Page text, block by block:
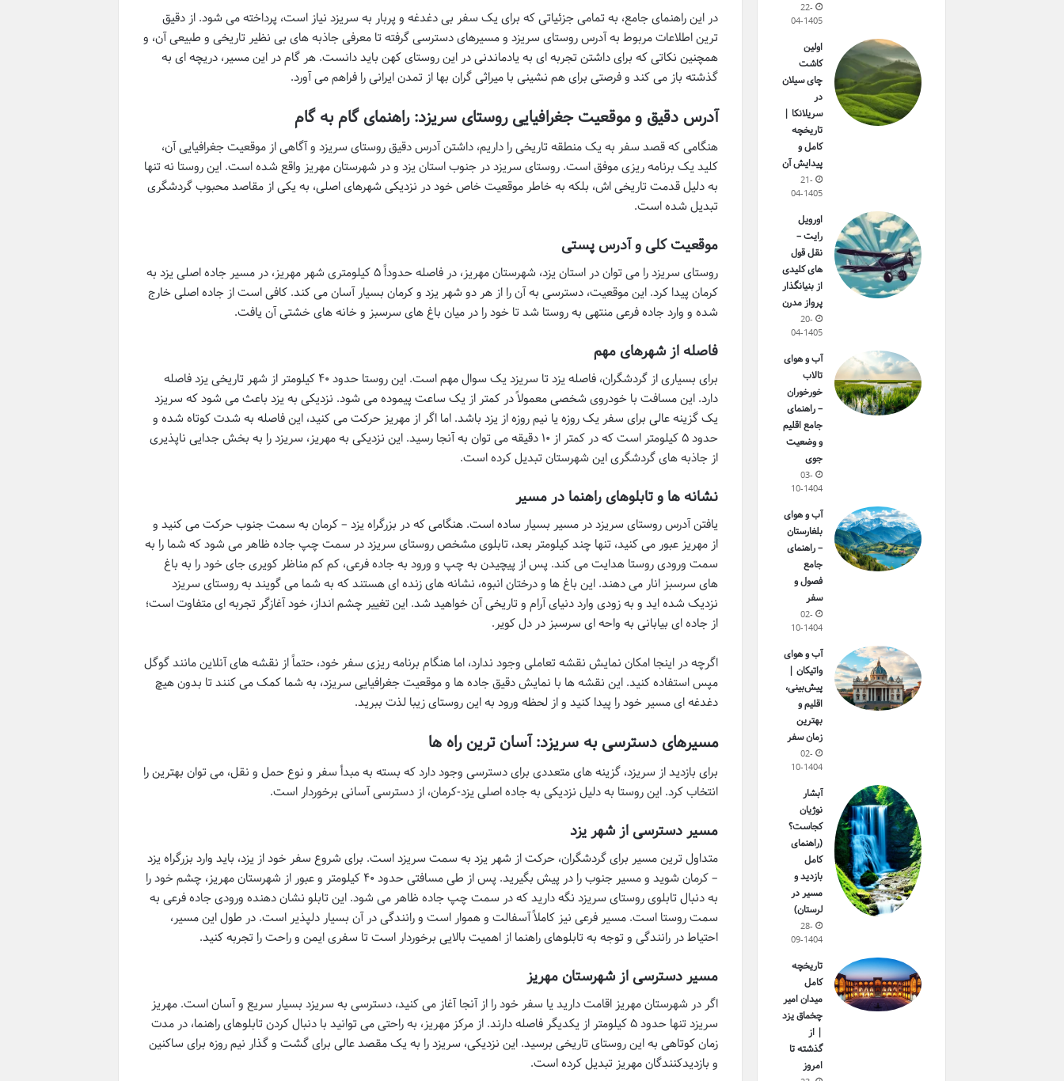
در این راهنمای جامع، به تمامی جزئیاتی که برای یک سفر بی دغدغه و پربار به سریزد نیاز است، پرداخته می شود. از دقیق
ترین اطلاعات مربوط بهآدرس روستای سریزد و مسیرهای دسترسی گرفته تا معرفی جاذبه های بی نظیر تاریخی و طبیعی آن، و
همچنین نکاتی که برای داشتن تجربه ای به یادماندنی در این روستای کهن باید دانست. هر گام در این مسیر، دریچه ای به
گذشته باز می کند و فرصتی برای هم نشینی با میراثی گران بها از تمدن ایرانی را فراهم می آورد.
آدرس دقیق و موقعیت جغرافیایی روستای سریزد: راهنمای گام به گام
هنگامی که قصد سفر به یک منطقه تاریخی را داریم، داشتنآدرس دقیق روستای سریزد و آگاهی از موقعیت جغرافیایی آن،
کلید یک برنامه ریزی موفق است. روستای سریزد در جنوب استان یزد و در شهرستان مهریز واقع شده است. این روستا نه تنها
به دلیل قدمت تاریخی اش، بلکه به خاطر موقعیت خاص خود در نزدیکی شهرهای اصلی، به یکی از مقاصد محبوب گردشگری
تبدیل شده است.
موقعیت کلی و آدرس پستی
روستای سریزد را می توان در استان یزد، شهرستان مهریز، در فاصله حدوداً ۵ کیلومتری شهر مهریز، در مسیر جاده اصلی یزد به
کرمان پیدا کرد. این موقعیت، دسترسی به آن را از هر دو شهر یزد و کرمان بسیار آسان می کند. کافی است از جاده اصلی خارج
شده و وارد جاده فرعی منتهی به روستا شد تا خود را در میان باغ های سرسبز و خانه های خشتی آن یافت.
فاصله از شهرهای مهم
برای بسیاری از گردشگران،فاصله یزد تا سریزد
یک سوال مهم است. این روستا حدود ۴۰ کیلومتر از شهر تاریخی یزد فاصله
دارد. این مسافت با خودروی شخصی معمولاً در کمتر از یک ساعت پیموده می شود. نزدیکی به یزد باعث می شود که سریزد
یک گزینه عالی برای سفر یک روزه یا نیم روزه از یزد باشد. اما اگر از مهریز حرکت می کنید، این فاصله به شدت کوتاه شده و
حدود ۵ کیلومتر است که در کمتر از ۱۰ دقیقه می توان به آنجا رسید. این نزدیکی به مهریز، سریزد را به بخش جدایی ناپذیری
از جاذبه های گردشگری این شهرستان تبدیل کرده است.
نشانه ها و تابلوهای راهنما در مسیر
یافتنآدرس روستای سریزددر مسیر بسیار ساده است. هنگامی که در بزرگراه یزد – کرمان به سمت جنوب حرکت می کنید و
از مهریز عبور می کنید، تنها چند کیلومتر بعد، تابلوی مشخص روستای سریزد در سمت چپ جاده ظاهر می شود که شما را به
سمت ورودی روستا هدایت می کند. پس از پیچیدن به چپ و ورود به جاده فرعی، کم کم مناظر کویری جای خود را به باغ
های سرسبز انار می دهند. این باغ ها و درختان انبوه، نشانه های زنده ای هستند که به شما می گویند بهروستای سریزد
نزدیک شده اید و به زودی وارد دنیای آرام و تاریخی آن خواهید شد. این تغییر چشم انداز، خود آغازگر تجربه ای متفاوت است؛
از جاده ای بیابانی به واحه ای سرسبز در دل کویر.
اگرچه در اینجا امکان نمایش نقشه تعاملی وجود ندارد، اما هنگام برنامه ریزی سفر خود، حتماً از نقشه های آنلاین مانند گوگل
مپس استفاده کنید. این نقشه ها با نمایش دقیق جاده ها وموقعیت جغرافیایی سریزد، به شما کمک می کنند تا بدون هیچ
دغدغه ای مسیر خود را پیدا کنید و از لحظه ورود به این روستای زیبا لذت ببرید.
مسیرهای دسترسی به سریزد: آسان ترین راه ها
برای بازدید از سریزد، گزینه های متعددی برای دسترسی وجود دارد که بسته به مبدأ سفر و نوع حمل و نقل، می توان بهترین را
انتخاب کرد. این روستا به دلیل نزدیکی به جاده اصلی یزد-کرمان، از دسترسی آسانی برخوردار است.
مسیر دسترسی از شهر یزد
متداول ترین مسیر برای گردشگران، حرکت از شهر یزد به سمت سریزد است. برای شروع سفر خود از یزد، باید وارد بزرگراه یزد
– کرمان شوید و مسیر جنوب را در پیش بگیرید. پس از طی مسافتی حدود ۴۰ کیلومتر و عبور از شهرستان مهریز، چشم خود را
به دنبال تابلویروستای سریزد نگه دارید که در سمت چپ جاده ظاهر می شود. این تابلو نشان دهنده ورودی جاده فرعی به
سمت روستا است. مسیر فرعی نیز کاملاً آسفالت و هموار است و رانندگی در آن بسیار دلپذیر است. در طول این مسیر،
احتیاط در رانندگی و توجه به تابلوهای راهنما از اهمیت بالایی برخوردار است تا سفری ایمن و راحت را تجربه کنید.
مسیر دسترسی از شهرستان مهریز
اگر در شهرستان مهریز اقامت دارید یا سفر خود را از آنجا آغاز می کنید، دسترسی به سریزد بسیار سریع و آسان است.مهریز
سریزد
تنها حدود ۵ کیلومتر از یکدیگر فاصله دارند. از مرکز مهریز، به راحتی می توانید با دنبال کردن تابلوهای راهنما، در مدت
زمان کوتاهی به این روستای تاریخی برسید. این نزدیکی، سریزد را به یک مقصد عالی برای گشت و گذار نیم روزه برای ساکنین
و بازدیدکنندگان مهریز تبدیل کرده است.
22-
04-1405
اولین
کاشت
چای سیلان
در
سریلانکا |
تاریخچه
کامل و
پیدایش آن
21-
04-1405
اورویل
رایت –
نقل قول
های کلیدی
از بنیانگذار
پرواز مدرن
20-
04-1405
آب و هوای
تالاب
خورخوران
– راهنمای
جامع اقلیم
و وضعیت
جوی
03-
10-1404
آب و هوای
بلغارستان
– راهنمای
جامع
فصول و
سفر
02-
10-1404
آب و هوای
واتیکان |
پیش‌بینی،
اقلیم و
بهترین
زمان سفر
02-
10-1404
آبشار
نوژیان
کجاست؟
(راهنمای
کامل
بازدید و
مسیر در
لرستان)
28-
09-1404
تاریخچه
کامل
میدان امیر
چخماق یزد
| از
گذشته تا
امروز